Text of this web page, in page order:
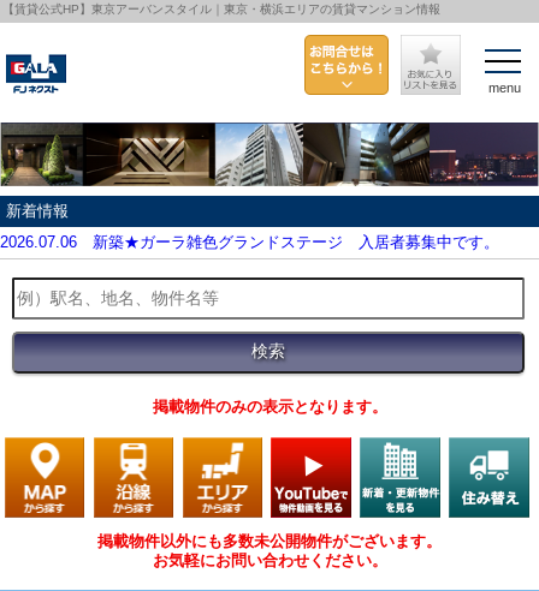
【賃貸公式HP】東京アーバンスタイル｜東京・横浜エリアの賃貸マンション情報
新着情報
2026.07.06 新築★ガーラ雑色グランドステージ 入居者募集中です。
掲載物件のみの表示となります。
掲載物件以外にも多数未公開物件がございます。
お気軽にお問い合わせください。
menu